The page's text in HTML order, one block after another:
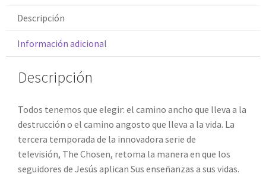
Descripción
Información adicional
Descripción
Todos tenemos que elegir: el camino ancho que lleva a la
destrucción o el camino angosto que lleva a la vida. La
tercera temporada de la innovadora serie de
televisión, The Chosen, retoma la manera en que los
seguidores de Jesús aplican Sus enseñanzas a sus vidas.